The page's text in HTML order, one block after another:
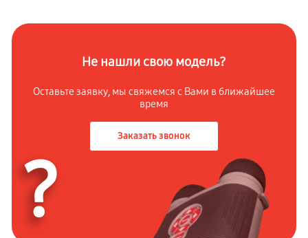
Не нашли свою модель?
Оставьте заявку, мы свяжемся с Вами в ближайшее
время
Заказать звонок
?